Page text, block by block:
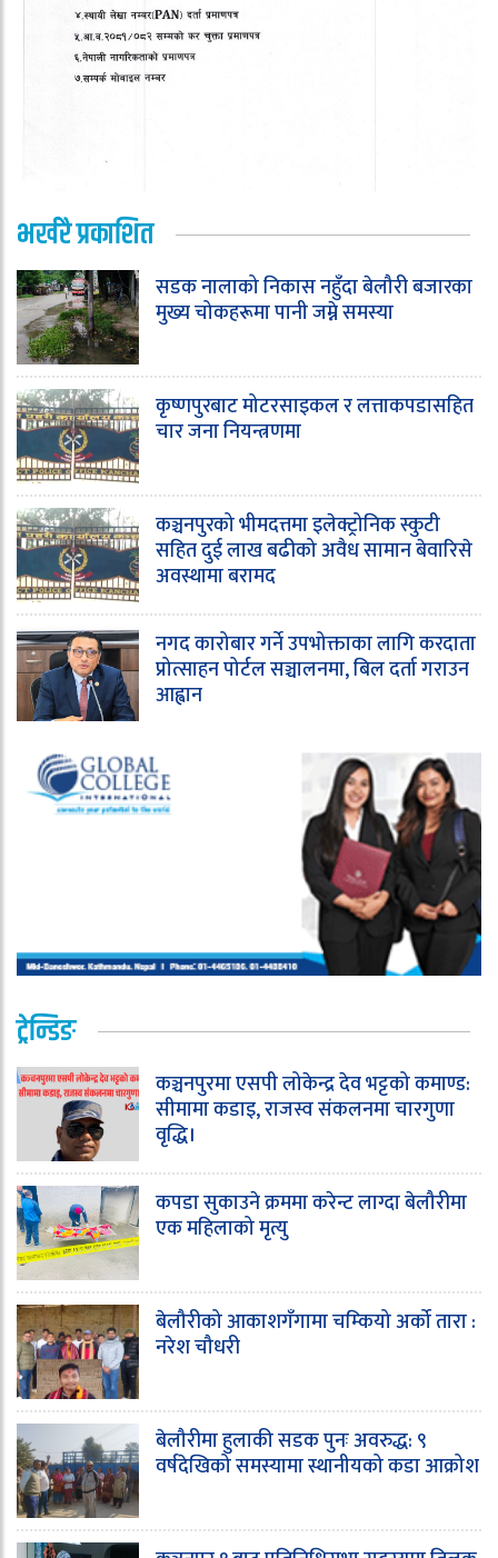
भर्खरै प्रकाशित
सडक नालाको निकास नहुँदा बेलौरी बजारका
मुख्य चोकहरूमा पानी जम्ने समस्या
कृष्णपुरबाट मोटरसाइकल र लत्ताकपडासहित
चार जना नियन्त्रणमा
कञ्चनपुरको भीमदत्तमा इलेक्ट्रोनिक स्कुटी
सहित दुई लाख बढीको अवैध सामान बेवारिसे
अवस्थामा बरामद
नगद कारोबार गर्ने उपभोक्ताका लागि करदाता
प्रोत्साहन पोर्टल सञ्चालनमा, बिल दर्ता गराउन
आह्वान
ट्रेन्डिङ
कञ्चनपुरमा एसपी लोकेन्द्र देव भट्टको कमाण्ड:
सीमामा कडाइ, राजस्व संकलनमा चारगुणा
वृद्धि।
कपडा सुकाउने क्रममा करेन्ट लाग्दा बेलौरीमा
एक महिलाको मृत्यु
बेलौरीको आकाशगँगामा चम्कियो अर्को तारा :
नरेश चौधरी
बेलौरीमा हुलाकी सडक पुनः अवरुद्ध: ९
वर्षदेखिको समस्यामा स्थानीयको कडा आक्रोश